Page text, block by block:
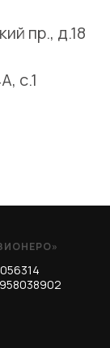
пр., д.18
с.1